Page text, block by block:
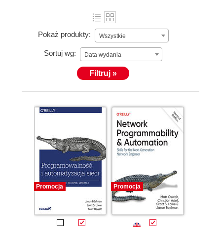
Pokaż produkty: Wszystkie
Sortuj wg: Data wydania
Filtruj »
Promocja Promocja